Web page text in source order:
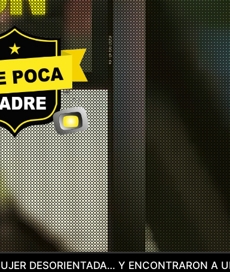
TOLUCA LO CACHAN EN CAMIONETA